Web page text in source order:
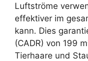
Luftströme
effektiver im
kann. Dies
(CADR) von 199
Tierhaare und